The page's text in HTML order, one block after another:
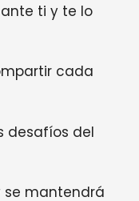
ti y te lo
cada
desafíos del
se mantendrá